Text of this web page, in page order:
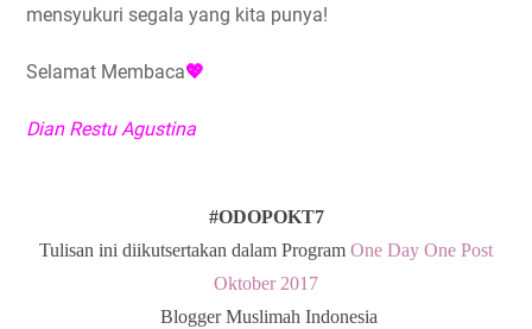
mensyukuri segala yang kita punya!
Selamat Membaca💖
Dian Restu Agustina
#ODOPOKT7
Tulisan ini diikutsertakan dalam Program One Day One Post
Oktober 2017
Blogger Muslimah Indonesia